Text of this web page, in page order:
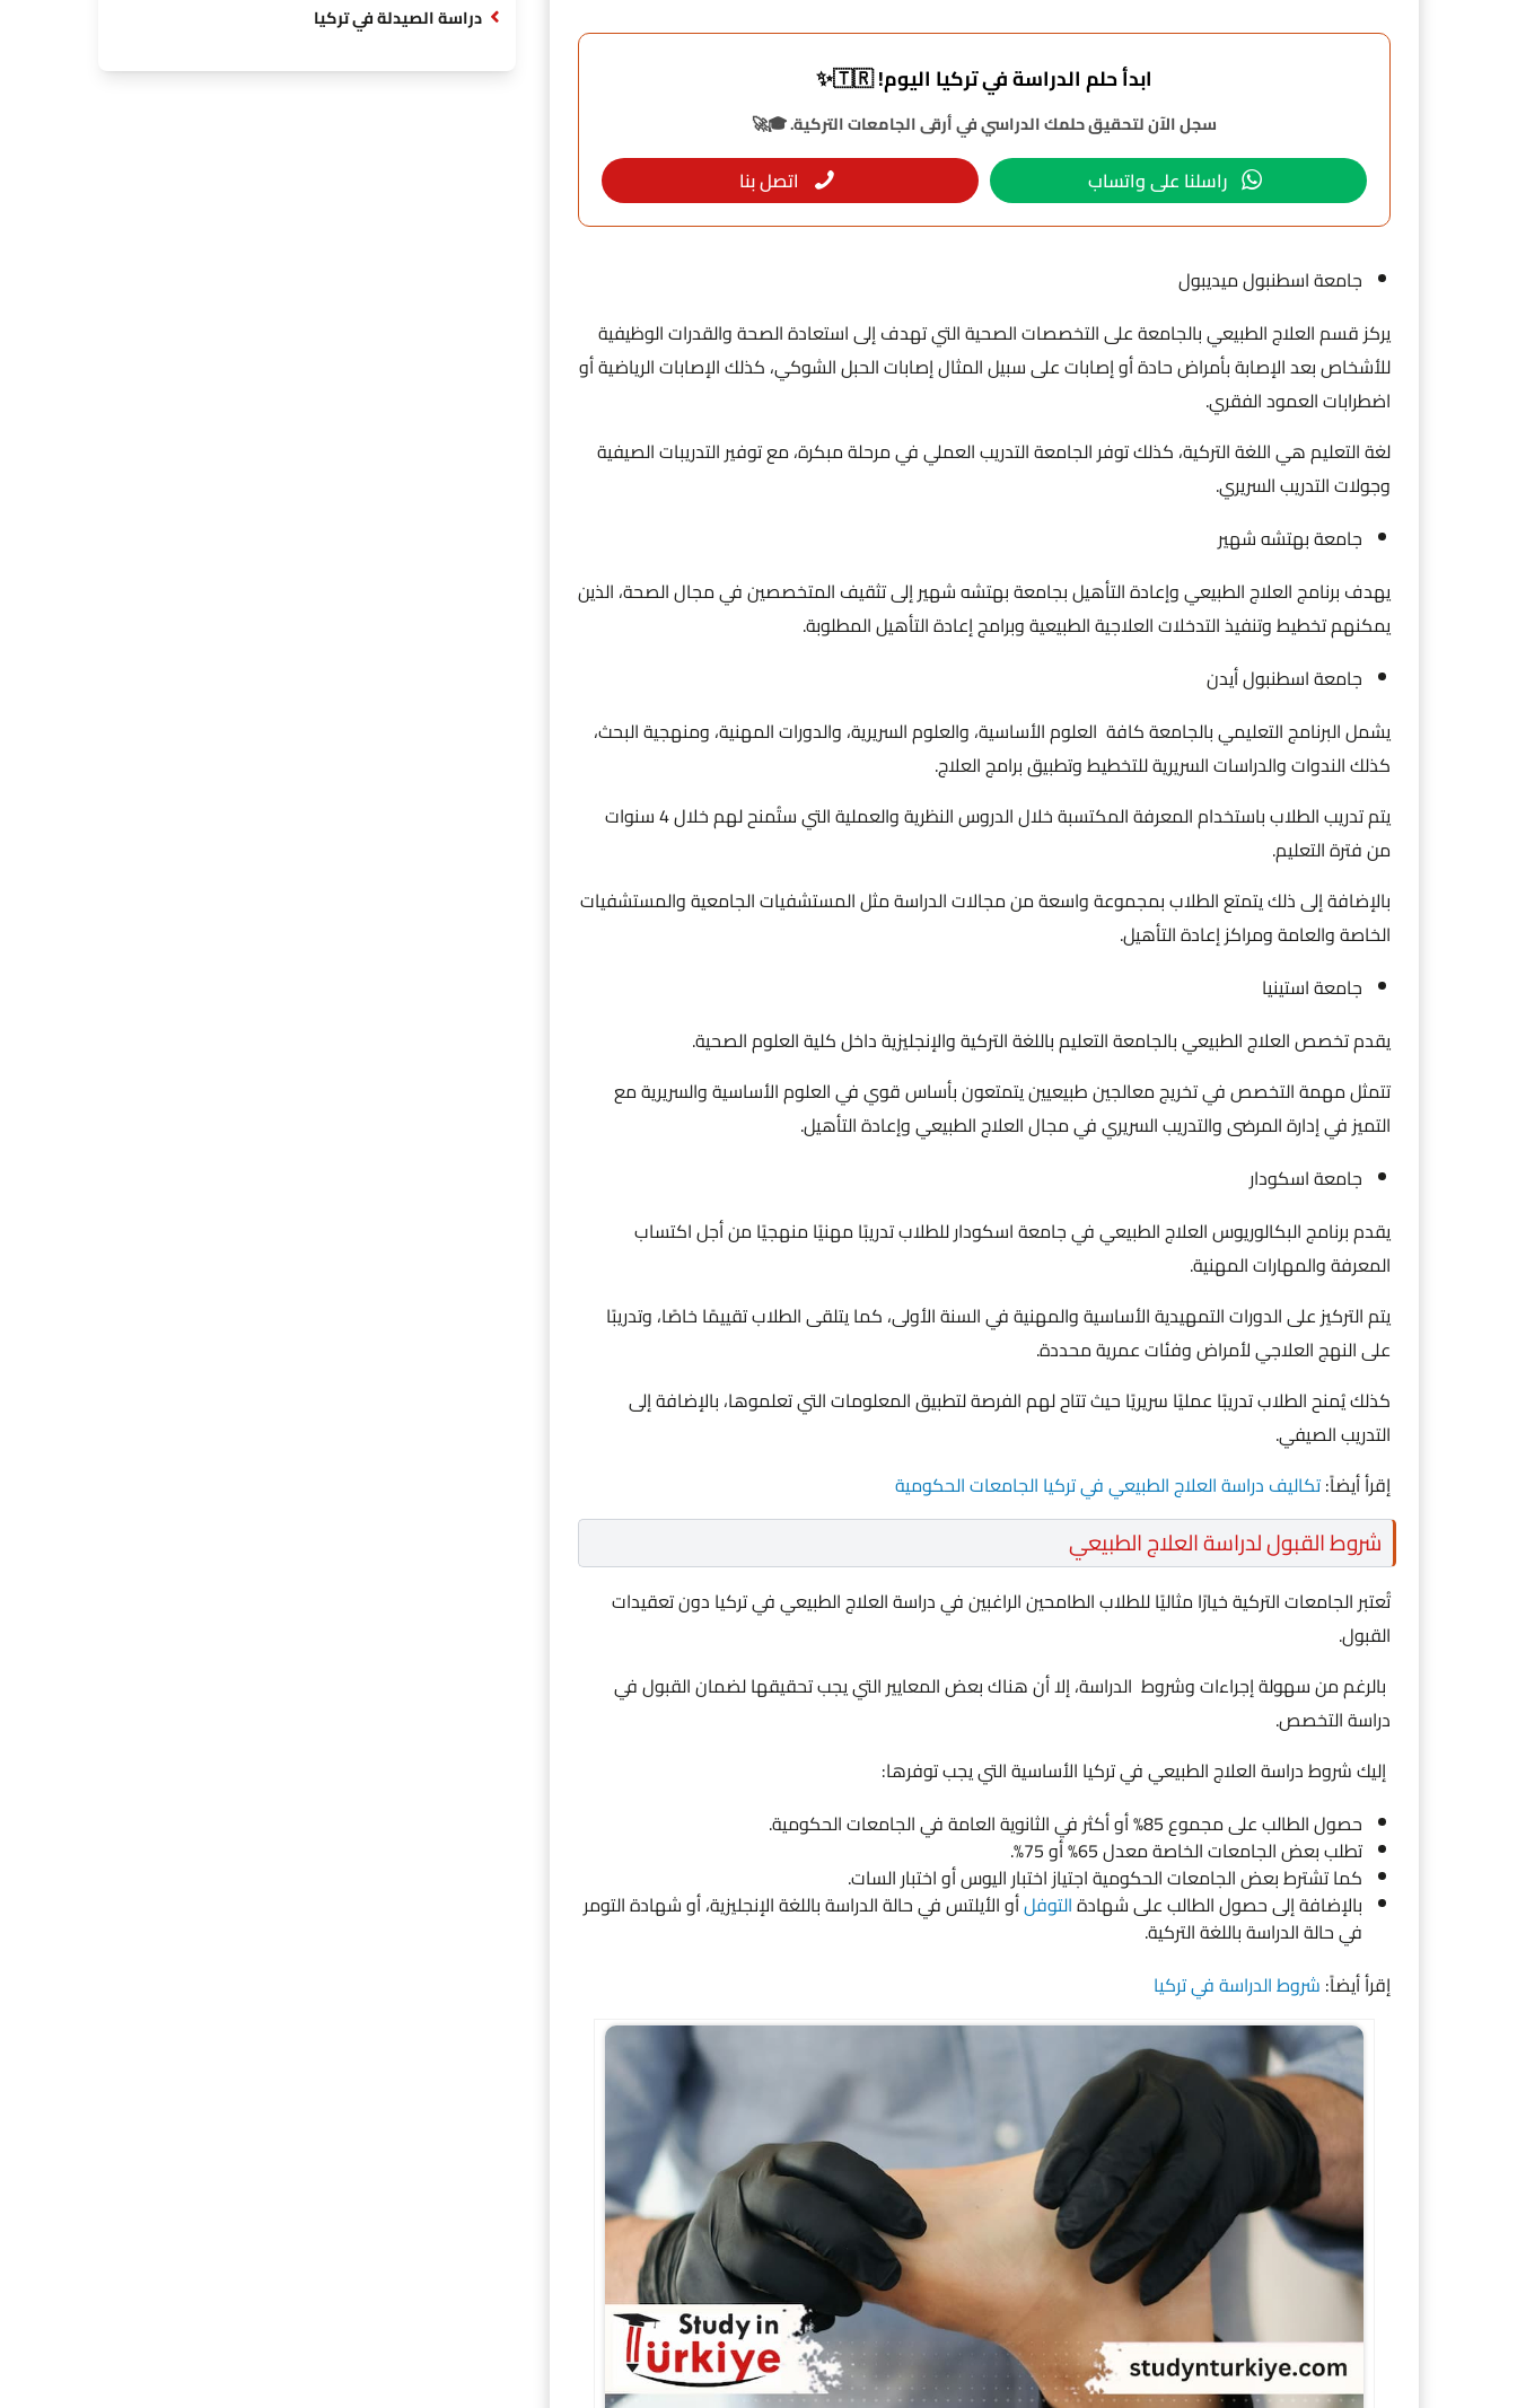
ابدأ حلم الدراسة في تركيا اليوم! 🇹🇷✨
سجل الآن لتحقيق حلمك الدراسي في أرقى الجامعات التركية. 🎓🚀
راسلنا على واتساب اتصل بنا
جامعة اسطنبول ميديبول
يركز قسم العلاج الطبيعي بالجامعة على التخصصات الصحية التي تهدف إلى استعادة الصحة والقدرات الوظيفية
للأشخاص بعد الإصابة بأمراض حادة أو إصابات على سبيل المثال إصابات الحبل الشوكي، كذلك الإصابات الرياضية أو
اضطرابات العمود الفقري.
لغة التعليم هي اللغة التركية، كذلك توفر الجامعة التدريب العملي في مرحلة مبكرة، مع توفير التدريبات الصيفية
وجولات التدريب السريري.
جامعة بهتشه شهير
يهدف برنامج العلاج الطبيعي وإعادة التأهيل بجامعة بهتشه شهير إلى تثقيف المتخصصين في مجال الصحة، الذين
يمكنهم تخطيط وتنفيذ التدخلات العلاجية الطبيعية وبرامج إعادة التأهيل المطلوبة.
جامعة اسطنبول أيدن
يشمل البرنامج التعليمي بالجامعة كافة العلوم الأساسية، والعلوم السريرية، والدورات المهنية، ومنهجية البحث،
كذلك الندوات والدراسات السريرية للتخطيط وتطبيق برامج العلاج.
يتم تدريب الطلاب باستخدام المعرفة المكتسبة خلال الدروس النظرية والعملية التي ستُمنح لهم خلال 4 سنوات
من فترة التعليم.
بالإضافة إلى ذلك يتمتع الطلاب بمجموعة واسعة من مجالات الدراسة مثل المستشفيات الجامعية والمستشفيات
الخاصة والعامة ومراكز إعادة التأهيل.
جامعة استينيا
يقدم تخصص العلاج الطبيعي بالجامعة التعليم باللغة التركية والإنجليزية داخل كلية العلوم الصحية.
تتمثل مهمة التخصص في تخريج معالجين طبيعيين يتمتعون بأساس قوي في العلوم الأساسية والسريرية مع
التميز في إدارة المرضى والتدريب السريري في مجال العلاج الطبيعي وإعادة التأهيل.
جامعة اسكودار
يقدم برنامج البكالوريوس العلاج الطبيعي في جامعة اسكودار للطلاب تدريبًا مهنيًا منهجيًا من أجل اكتساب
المعرفة والمهارات المهنية.
يتم التركيز على الدورات التمهيدية الأساسية والمهنية في السنة الأولى، كما يتلقى الطلاب تقييمًا خاصًا، وتدريبًا
على النهج العلاجي لأمراض وفئات عمرية محددة.
كذلك يُمنح الطلاب تدريبًا عمليًا سريريًا حيث تتاح لهم الفرصة لتطبيق المعلومات التي تعلموها، بالإضافة إلى
التدريب الصيفي.
إقرأ أيضاً:تكاليف دراسة العلاج الطبيعي في تركيا الجامعات الحكومية
شروط القبول لدراسة العلاج الطبيعي
تُعتبر الجامعات التركية خيارًا مثاليًا للطلاب الطامحين الراغبين في دراسة العلاج الطبيعي في تركيا دون تعقيدات
القبول.
بالرغم من سهولة إجراءات وشروط الدراسة، إلا أن هناك بعض المعايير التي يجب تحقيقها لضمان القبول في
دراسة التخصص.
إليك شروط دراسة العلاج الطبيعي في تركيا الأساسية التي يجب توفرها:
حصول الطالب على مجموع 85% أو أكثر في الثانوية العامة في الجامعات الحكومية.
تطلب بعض الجامعات الخاصة معدل 65% أو 75%.
كما تشترط بعض الجامعات الحكومية اجتياز اختبار اليوس أو اختبار السات.
بالإضافة إلى حصول الطالب على شهادةالتوفلأو الأيلتس في حالة الدراسة باللغة الإنجليزية، أو شهادة التومر
في حالة الدراسة باللغة التركية.
إقرأ أيضاً: شروط الدراسة في تركيا
دراسة الصيدلة في تركيا